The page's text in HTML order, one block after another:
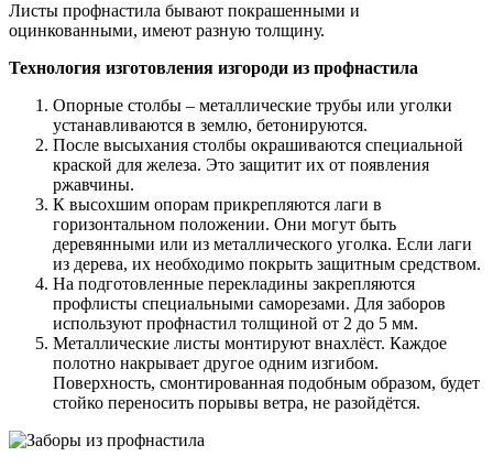
Листы профнастила бывают покрашенными и
оцинкованными, имеют разную толщину.
Технология изготовления изгороди из профнастила
Опорные столбы – металлические трубы или уголки
устанавливаются в землю, бетонируются.
После высыхания столбы окрашиваются специальной
краской для железа. Это защитит их от появления
ржавчины.
К высохшим опорам прикрепляются лаги в
горизонтальном положении. Они могут быть
деревянными или из металлического уголка. Если лаги
из дерева, их необходимо покрыть защитным средством.
На подготовленные перекладины закрепляются
профлисты специальными саморезами. Для заборов
используют профнастил толщиной от 2 до 5 мм.
Металлические листы монтируют внахлёст. Каждое
полотно накрывает другое одним изгибом.
Поверхность, смонтированная подобным образом, будет
стойко переносить порывы ветра, не разойдётся.